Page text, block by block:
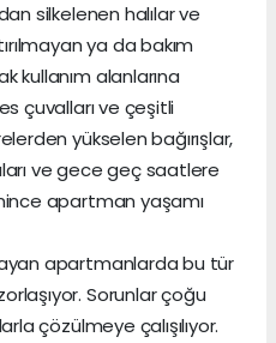
silkelenen halılar ve
ya da bakım
kullanım alanlarına
çuvalları ve çeşitli
yükselen bağırışlar,
ve gece geç saatlere
apartman yaşamı
apartmanlarda bu tür
Sorunlar çoğu
çözülmeye çalışılıyor.